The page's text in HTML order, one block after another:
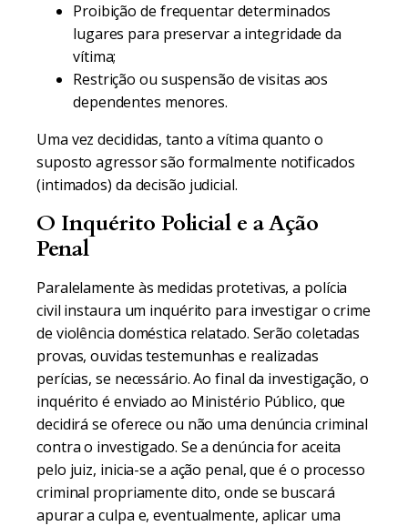
Proibição de frequentar determinados
lugares para preservar a integridade da
vítima;
Restrição ou suspensão de visitas aos
dependentes menores.
Uma vez decididas, tanto a vítima quanto o
suposto agressor são formalmente notificados
(intimados) da decisão judicial.
O Inquérito Policial e a Ação
Penal
Paralelamente às medidas protetivas, a polícia
civil instaura um inquérito para investigar o crime
de violência doméstica relatado. Serão coletadas
provas, ouvidas testemunhas e realizadas
perícias, se necessário. Ao final da investigação, o
inquérito é enviado ao Ministério Público, que
decidirá se oferece ou não uma denúncia criminal
contra o investigado. Se a denúncia for aceita
pelo juiz, inicia-se a ação penal, que é o processo
criminal propriamente dito, onde se buscará
apurar a culpa e, eventualmente, aplicar uma